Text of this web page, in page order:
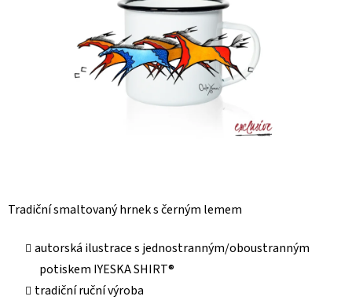
Tradiční smaltovaný hrnek s černým lemem
autorská ilustrace s jednostranným/oboustranným
potiskem IYESKA SHIRT®
tradiční ruční výroba